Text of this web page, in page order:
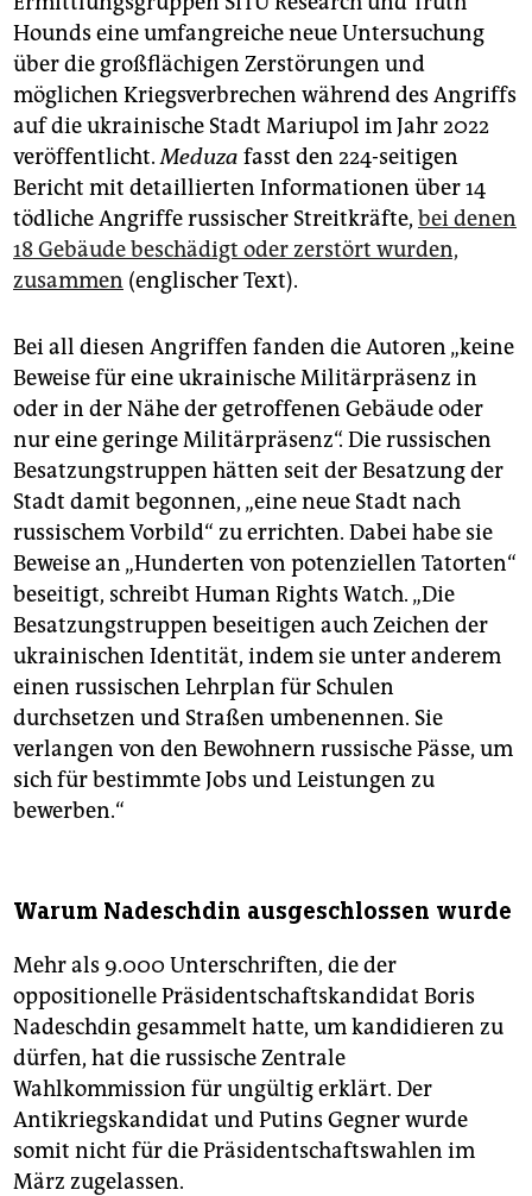
Hounds eine umfangreiche neue Untersuchung
über die großflächigen Zerstörungen und
möglichen Kriegsverbrechen während des Angriffs
auf die ukrainische Stadt Mariupol im Jahr 2022
veröffentlicht.Meduza fasst den 224-seitigen
Bericht mit detaillierten Informationen über 14
tödliche Angriffe russischer Streitkräfte, bei denen
18 Gebäude beschädigt oder zerstört wurden,
zusammen (englischer Text).
Bei all diesen Angriffen fanden die Autoren „keine
Beweise für eine ukrainische Militärpräsenz in
oder in der Nähe der getroffenen Gebäude oder
nur eine geringe Militärpräsenz“. Die russischen
Besatzungstruppen hätten seit der Besatzung der
Stadt damit begonnen, „eine neue Stadt nach
russischem Vorbild“ zu errichten. Dabei habe sie
Beweise an „Hunderten von potenziellen Tatorten“
beseitigt, schreibt Human Rights Watch. „Die
Besatzungstruppen beseitigen auch Zeichen der
ukrainischen Identität, indem sie unter anderem
einen russischen Lehrplan für Schulen
durchsetzen und Straßen umbenennen. Sie
verlangen von den Bewohnern russische Pässe, um
sich für bestimmte Jobs und Leistungen zu
bewerben.“
Warum Nadeschdin ausgeschlossen wurde
Mehr als 9.000 Unterschriften, die der
oppositionelle Präsidentschaftskandidat Boris
Nadeschdin gesammelt hatte, um kandidieren zu
dürfen, hat die russische Zentrale
Wahlkommission für ungültig erklärt. Der
Antikriegskandidat und Putins Gegner wurde
somit nicht für die Präsidentschaftswahlen im
März zugelassen.